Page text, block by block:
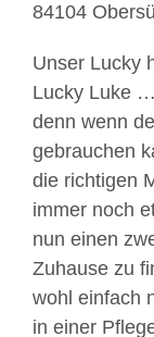
84104
Unser Lucky
Lucky Luke
denn wenn
gebrauchen
die richtigen
immer noch
nun einen
Zuhause zu
wohl einfach
in einer